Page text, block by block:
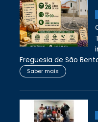
Freguesia de São
Saber mais